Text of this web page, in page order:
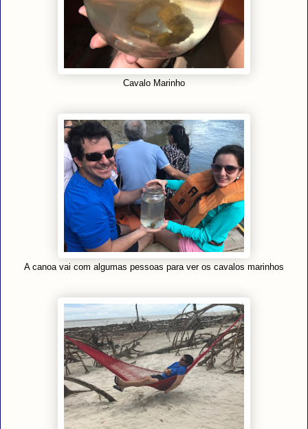
Cavalo Marinho
A canoa vai com algumas pessoas para ver os cavalos marinhos